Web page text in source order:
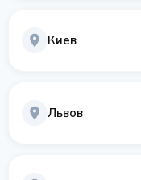
Киев
Львов